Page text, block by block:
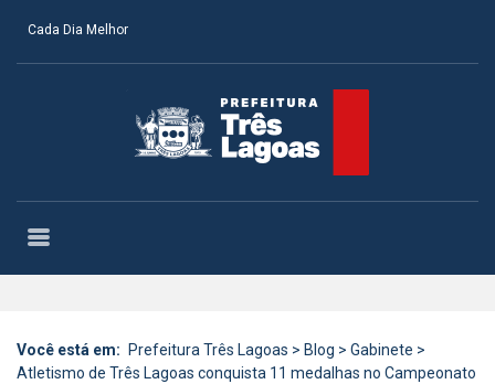
Cada Dia Melhor
Você está em: Prefeitura Três Lagoas > Blog > Gabinete >
Atletismo de Três Lagoas conquista 11 medalhas no Campeonato